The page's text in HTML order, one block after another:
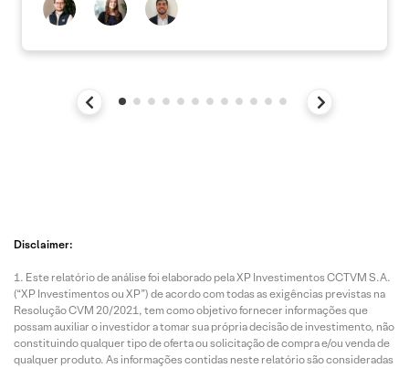
Disclaimer:
Este relatório de análise foi elaborado pela XP Investimentos CCTVM S.A.
(“XP Investimentos ou XP”) de acordo com todas as exigências previstas na
Resolução CVM 20/2021, tem como objetivo fornecer informações que
possam auxiliar o investidor a tomar sua própria decisão de investimento, não
constituindo qualquer tipo de oferta ou solicitação de compra e/ou venda de
qualquer produto. As informações contidas neste relatório são consideradas